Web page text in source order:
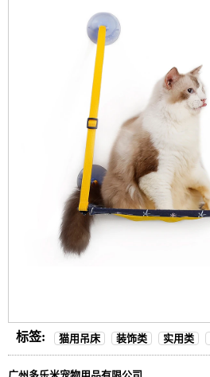
标签: 猫用吊床 装饰类 实用类